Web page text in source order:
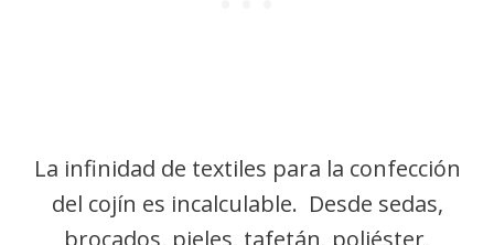
La infinidad de textiles para la confección
del cojín es incalculable. Desde sedas,
brocados, pieles, tafetán, poliéster,